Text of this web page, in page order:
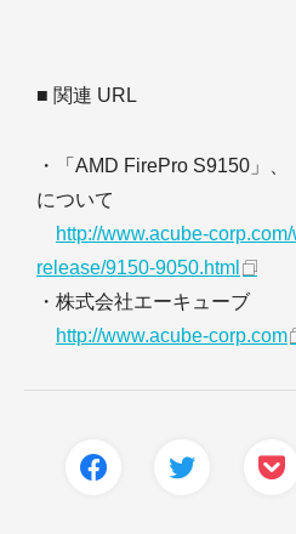
■ 関連 URL
・「AMD FirePro S9150」、
について
http://www.acube-
release/9150-9050.html
・株式会社エーキューブ
http://www.acube-corp.com